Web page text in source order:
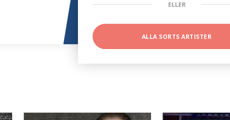
ELLER
ALLA SORTS ARTISTER